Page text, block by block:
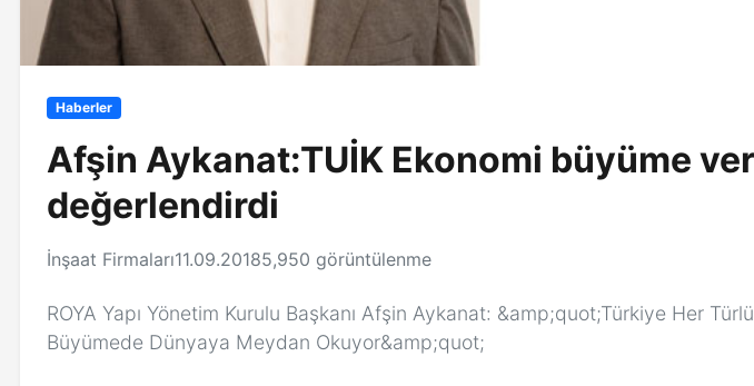
Haberler
Afşin Aykanat:TUİK Ekonomi büyüme
değerlendirdi
İnşaat Firmaları11.09.20185,950 görüntülenme
ROYA Yapı Yönetim Kurulu Başkanı Afşin Aykanat: &amp;quot;Türkiye Her
Büyümede Dünyaya Meydan Okuyor&amp;quot;